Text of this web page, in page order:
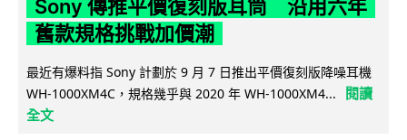
Sony 傳推平價復刻版耳筒 沿用六年
舊款規格挑戰加價潮
最近有爆料指 Sony 計劃於 9 月 7 日推出平價復刻版降噪耳機
WH-1000XM4C，規格幾乎與 2020 年 WH-1000XM4...
閱讀
全文